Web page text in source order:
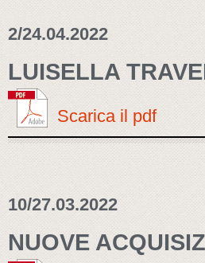
2/24.04.2022
LUISELLA
Scarica il pdf
10/27.03.2022
NUOVE